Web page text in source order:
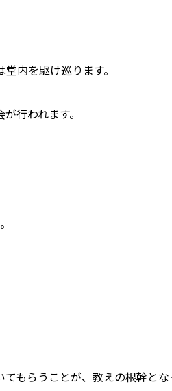
内を駆け巡ります。
行われます。
もらうことが、教えの根幹とな